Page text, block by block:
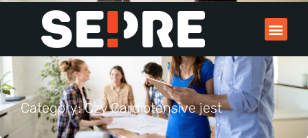
Category: Czy Cardiotensive jest